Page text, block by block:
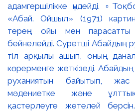
адамгершілікке үндейді.
«Абай. Ойшыл» (1971)
терең ойы мен парасатты
бейнелейді. Суретші Абайдың
тіл арқылы ашып, оның
көрерменге жеткізеді.
руханиятын байытып, жас
мәдениетке және
қастерлеуге жетелей